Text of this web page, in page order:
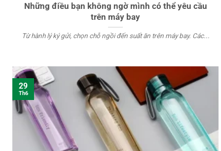
Những điều bạn không ngờ mình có thể yêu cầu
trên máy bay
Từ hành lý ký gửi, chọn chỗ ngồi đến suất ăn trên máy bay. Các...
29
Th6